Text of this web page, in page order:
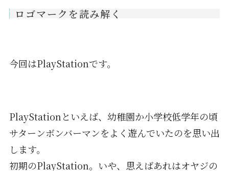
ロゴマークを読み解く
今回はPlayStationです。
PlayStationといえば、幼稚園か小学校低学年の頃
サターンボンバーマンをよく遊んでいたのを思い出
します。
初期のPlayStation。いや、思えばあれはオヤジの